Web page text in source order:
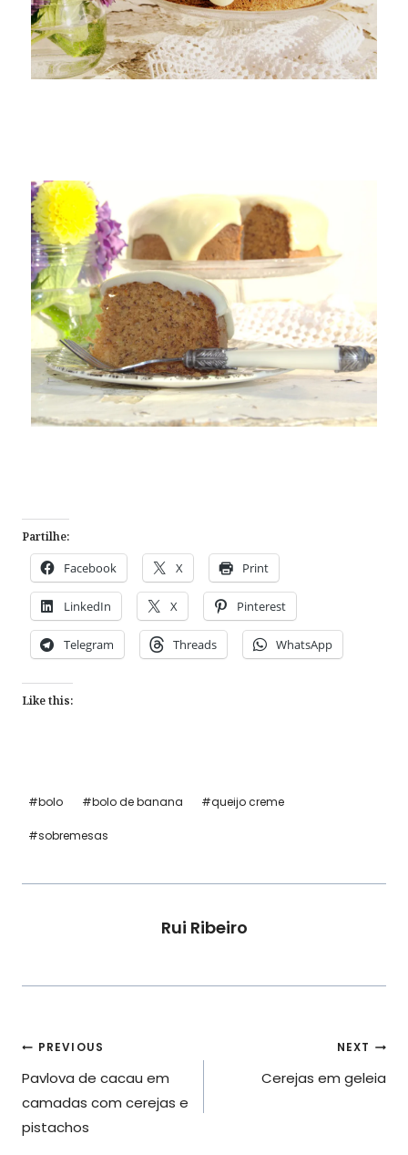
Partilhe:
Facebook X Print
LinkedIn X Pinterest
Telegram Threads WhatsApp
Like this:
Post
#bolo #bolo de banana #queijo creme
#sobremesas
Rui Ribeiro
Navegação
de
artigos
PREVIOUS
Pavlova de cacau em
camadas com cerejas e
pistachos
NEXT
Cerejas em geleia